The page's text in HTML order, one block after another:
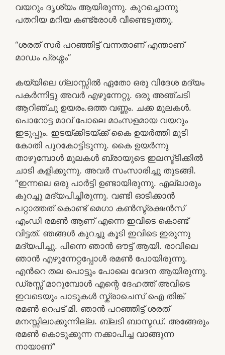
വയറും ദൃശ്യം ആയിരുന്നു. കുറച്ചൊന്നു
പതറിയ മറിയ കണ്ട്രോള്‍ വീണ്ടെടുത്തു.
“ശരത് സര്‍ പറഞ്ഞിട്ട് വന്നതാണ്‌ എന്താണ്
മാഡം പ്രശ്നം”
കയ്യിലെ ഗ്ലാസ്സില്‍ ഏതോ ഒരു വിദേശ മദ്യം
പകര്‍ന്നിട്ടു അവര്‍ എഴുന്നേറ്റു. ഒരു അഞ്ചടി
ആറിഞ്ചു ഉയരം.ഒത്ത വണ്ണം. ചക്ക മുലകള്‍.
പൊറോട്ട മാവ് പോലെ മാംസളമായ വയറും
ഇടുപ്പും. ഇടയ്ക്കിടയ്ക്ക് കൈ ഉയര്‍ത്തി മുടി
കോതി പുറകോട്ടിടുന്നു. കൈ ഉയര്‍ന്നു
താഴുമ്പോള്‍ മുലകള്‍ ബ്രായുടെ ഇലസ്ട്ടിക്കില്‍
ചാടി കളിക്കുന്നു. അവര്‍ സംസാരിച്ചു തുടങ്ങി.
“ഇന്നലെ ഒരു പാര്‍ട്ടി ഉണ്ടായിരുന്നു. എല്ലാരും
കുറച്ചു മദ്യപിച്ചിരുന്നു. വണ്ടി ഓടിക്കാന്‍
പറ്റാത്തത് കൊണ്ട് മെഗാ കണ്‍സ്ട്രക്ഷന്‍സ്
എംഡി രമണ്‍ ആണ് എന്നെ ഇവിടെ കൊണ്ട്
വിട്ടത്. ഞങ്ങള്‍ കുറച്ചു കൂടി ഇവിടെ ഇരുന്നു
മദ്യപിച്ചു. പിന്നെ ഞാന്‍ ഔട്ട്‌ ആയി. രാവിലെ
ഞാന്‍ എഴുന്നേറ്റപ്പോള്‍ രമണ്‍ പോയിരുന്നു.
എന്‍റെ തല പൊട്ടും പോലെ വേദന ആയിരുന്നു.
ഡ്രസ്സ്‌ മാറുമ്പോള്‍ എന്റെ ദേഹത്ത് അവിടെ
ഇവടെയും പാടുകള്‍ സ്ക്രാചെസ് ഐ തിങ്ക്‌
രമണ്‍ റെപട് മി. ഞാന്‍ പറഞ്ഞിട്ട് ശരത്
മനസ്സിലാക്കുന്നില്ല. ബ്ലടി ബാസ്ടഡ്. അങ്ങേരും
രമണ്‍ കൊടുക്കുന്ന നക്കാപിച്ച വാങ്ങുന്ന
നായാണ്‌”